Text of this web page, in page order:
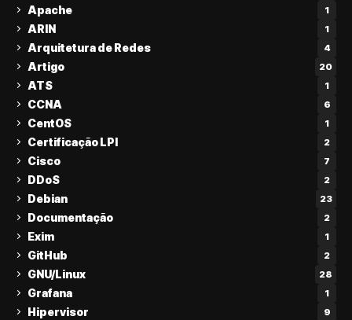
Apache 1
ARIN 1
Arquitetura de Redes 4
Artigo 20
ATS 1
CCNA 6
CentOS 1
Certificação LPI 2
Cisco 7
DDoS 2
Debian 23
Documentação 2
Exim 1
GitHub 2
GNU/Linux 28
Grafana 1
Hipervisor 9